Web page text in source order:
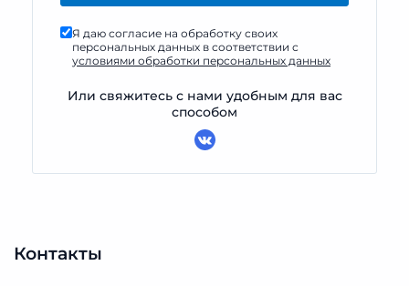
Я даю согласие на обработку своих
персональных данных в соответствии с
условиями обработки персональных данных
Или свяжитесь с нами удобным для вас
способом
Контакты